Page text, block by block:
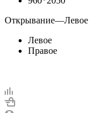
Открывание—Левое
Левое
Правое